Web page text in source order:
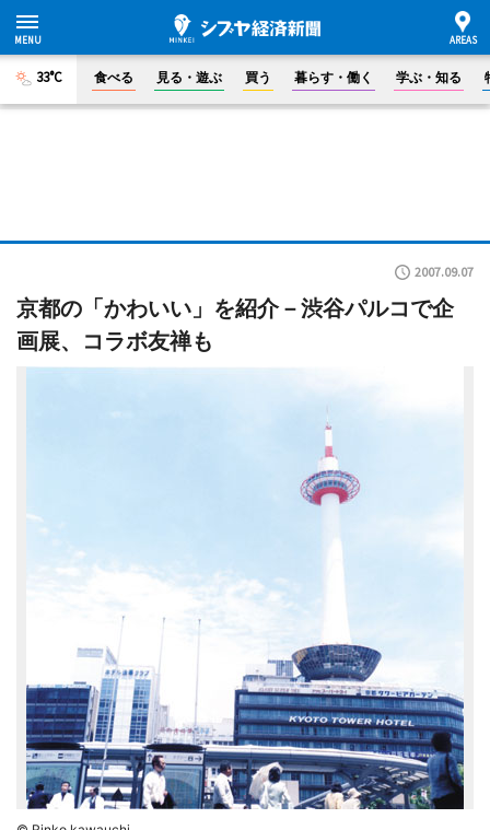
33°C 食べる 見る・遊ぶ 買う 暮らす・働く 学ぶ・知る
2007.09.07
京都の「かわいい」を紹介－渋谷パルコで企
画展、コラボ友禅も